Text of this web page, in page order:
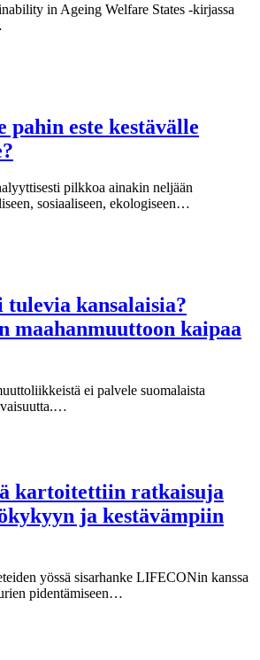
in Ageing Welfare States -kirjassa
pahin este kestävälle
pilkkoa ainakin neljään
sosiaaliseen, ekologiseen…
tulevia kansalaisia?
maahanmuuttoon kaipaa
ei palvele suomalaista
kartoitettiin ratkaisuja
ja kestävämpiin
yössä sisarhanke LIFECONin kanssa
pidentämiseen…